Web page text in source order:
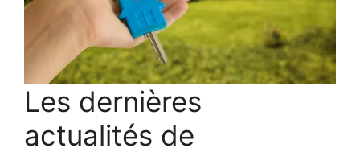
Les dernières
actualités de